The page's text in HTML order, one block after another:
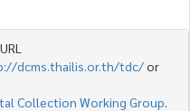
dcms.thailis.or.th/tdc/or
Collection Working Group.